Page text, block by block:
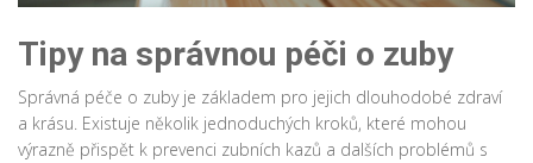
Tipy na správnou péči o zuby
Správná péče o zuby je základem pro jejich dlouhodobé zdraví
a krásu. Existuje několik jednoduchých kroků, které mohou
výrazně přispět k prevenci zubních kazů a dalších problémů s